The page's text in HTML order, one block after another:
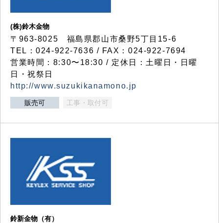
(株)鈴木金物
〒963-8025 福島県郡山市桑野5丁目15-6
TEL：024-922-7636 / FAX：024-922-7694
営業時間：8:30〜18:30 / 定休日：土曜日・日曜
日・祝祭日
http://www.suzukikanamono.jp
販売可 工事・取付可
鈴新金物（有）